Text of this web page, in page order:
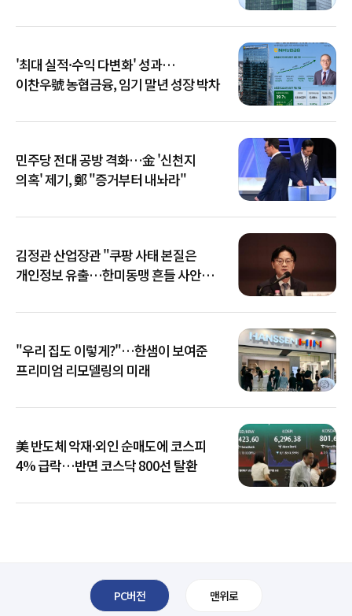
'최대 실적·수익 다변화' 성과…
이찬우號 농협금융, 임기 말년 성장 박차
민주당 전대 공방 격화…金 '신천지
의혹' 제기, 鄭 "증거부터 내놔라"
김정관 산업장관 "쿠팡 사태 본질은
개인정보 유출…한미동맹 흔들 사안
"우리 집도 이렇게?"…한샘이 보여준
프리미엄 리모델링의 미래
美 반도체 악재·외인 순매도에 코스피
4% 급락…반면 코스닥 800선 탈환
PC버전 맨위로